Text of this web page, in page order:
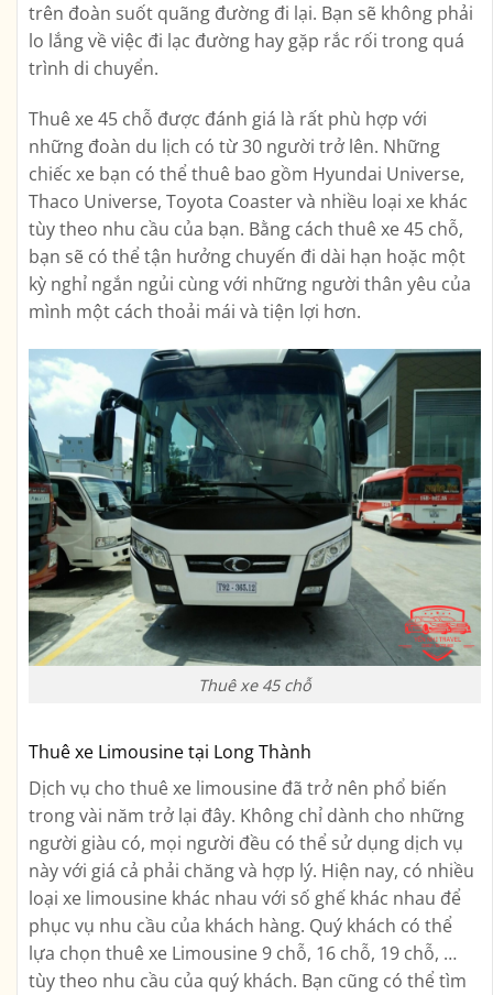
trên đoàn suốt quãng đường đi lại. Bạn sẽ không phải
lo lắng về việc đi lạc đường hay gặp rắc rối trong quá
trình di chuyển.
Thuê xe 45 chỗ được đánh giá là rất phù hợp với
những đoàn du lịch có từ 30 người trở lên. Những
chiếc xe bạn có thể thuê bao gồm Hyundai Universe,
Thaco Universe, Toyota Coaster và nhiều loại xe khác
tùy theo nhu cầu của bạn. Bằng cách thuê xe 45 chỗ,
bạn sẽ có thể tận hưởng chuyến đi dài hạn hoặc một
kỳ nghỉ ngắn ngủi cùng với những người thân yêu của
mình một cách thoải mái và tiện lợi hơn.
Thuê xe 45 chỗ
Thuê xe Limousine tại Long Thành
Dịch vụ cho thuê xe limousine đã trở nên phổ biến
trong vài năm trở lại đây. Không chỉ dành cho những
người giàu có, mọi người đều có thể sử dụng dịch vụ
này với giá cả phải chăng và hợp lý. Hiện nay, có nhiều
loại xe limousine khác nhau với số ghế khác nhau để
phục vụ nhu cầu của khách hàng. Quý khách có thể
lựa chọn thuê xe Limousine 9 chỗ, 16 chỗ, 19 chỗ, …
tùy theo nhu cầu của quý khách. Bạn cũng có thể tìm